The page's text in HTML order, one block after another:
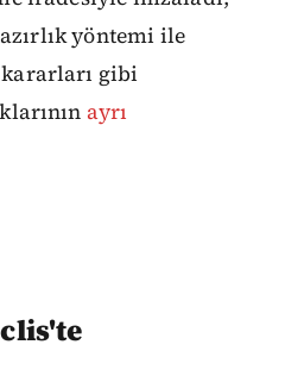
yöntemi ile
gibi
ayrı